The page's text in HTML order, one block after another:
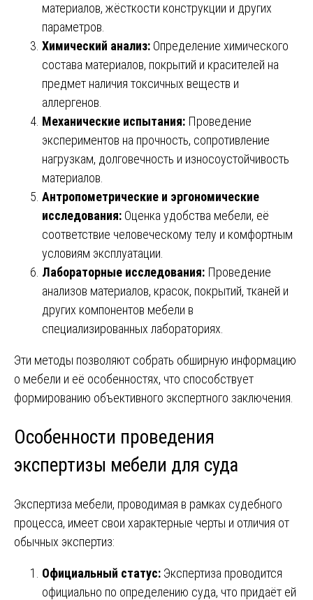
материалов, жёсткости конструкции и других
параметров.
Химический анализ: Определение химического
состава материалов, покрытий и красителей на
предмет наличия токсичных веществ и
аллергенов.
Механические испытания: Проведение
экспериментов на прочность, сопротивление
нагрузкам, долговечность и износоустойчивость
материалов.
Антропометрические и эргономические
исследования: Оценка удобства мебели, её
соответствие человеческому телу и комфортным
условиям эксплуатации.
Лабораторные исследования: Проведение
анализов материалов, красок, покрытий, тканей и
других компонентов мебели в
специализированных лабораториях.
Эти методы позволяют собрать обширную информацию
о мебели и её особенностях, что способствует
формированию объективного экспертного заключения.
Особенности проведения
экспертизы мебели для суда
Экспертиза мебели, проводимая в рамках судебного
процесса, имеет свои характерные черты и отличия от
обычных экспертиз:
Официальный статус: Экспертиза проводится
официально по определению суда, что придаёт ей